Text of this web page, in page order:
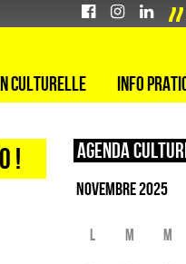
culturelle Info
! Agenda
L M M